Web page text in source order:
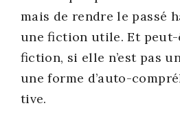
mais de rendre le pas­sé
une fic­tion utile. Et
fic­tion, si elle n’est pas
une forme d’auto-
tive.